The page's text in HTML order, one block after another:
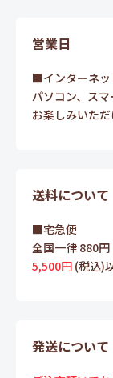
営業日
■インターネッ
パソコン、ス
お楽しみいただ
送料について
■宅急便
全国一律 880円
5,500円 (税込)
発送について